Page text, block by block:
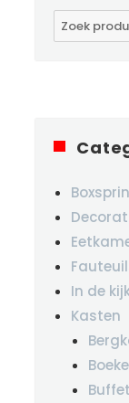
Zoeken
naar:
In de
Kasten